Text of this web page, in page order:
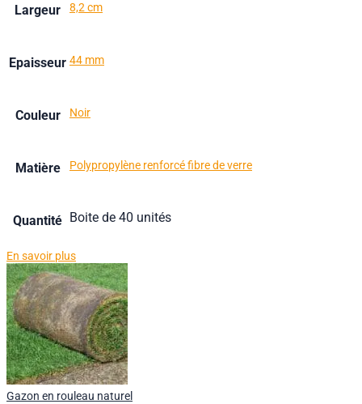
Largeur 8,2 cm
Epaisseur 44 mm
Couleur Noir
Matière Polypropylène renforcé fibre de verre
Quantité Boite de 40 unités
En savoir plus
Gazon en rouleau naturel